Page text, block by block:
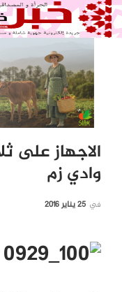
الاجهاز على
وادي زم
في 25 يناير 2016